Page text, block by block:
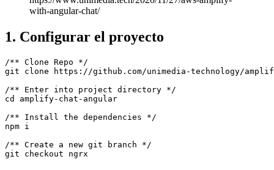
with-angular-chat/
1. Configurar el proyecto
/** Clone Repo */
git clone https://github.com/unimedia-technology/
/** Enter into project directory */
cd amplify-chat-angular
/** Install the dependencies */
npm i
/** Create a new git branch */